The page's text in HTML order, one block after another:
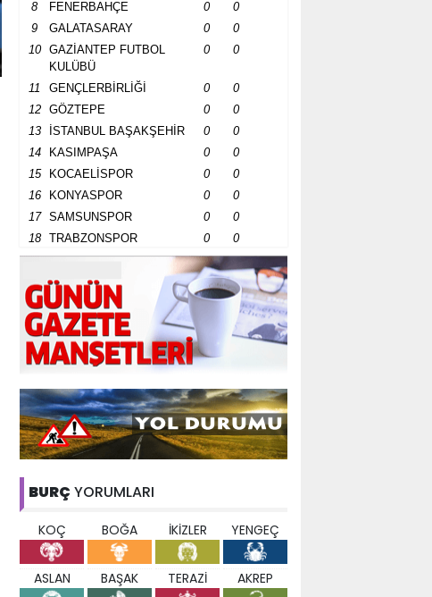
8
FENERBAHÇE 0
0
9
GALATASARAY 0
0
10
GAZİANTEP FUTBOL
KULÜBÜ
0 0
11 GENÇLERBİRLİĞİ 0
0
12
GÖZTEPE 0
0
13
İSTANBUL BAŞAKŞEHİR 0
0
14
KASIMPAŞA 0
0
15
KOCAELİSPOR 0
0
16
KONYASPOR 0
0
17
SAMSUNSPOR 0
0
18
TRABZONSPOR 0 0
BURÇ YORUMLARI
KOÇ BOĞA İKİZLER YENGEÇ
ASLAN BAŞAK TERAZİ AKREP